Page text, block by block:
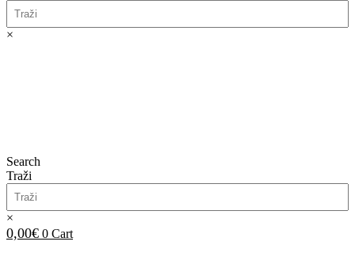
×
Search
Traži
×
0,00€ 0 Cart